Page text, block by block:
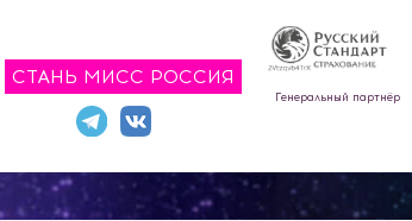
СТАНЬ МИСС РОССИЯ
Генеральный партнёр